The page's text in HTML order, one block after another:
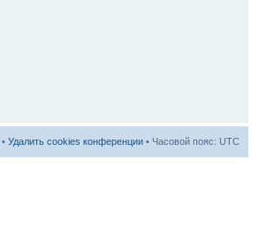
• Удалить cookies конференции • Часовой пояс: UTC